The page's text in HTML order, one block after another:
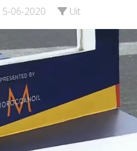
06-2020 Uit
Bekijk de